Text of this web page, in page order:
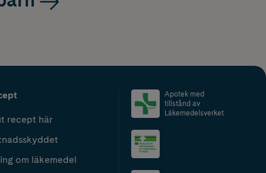
recept här
om läkemedel
Apotek med
tillstånd av
Läkemedelsverket